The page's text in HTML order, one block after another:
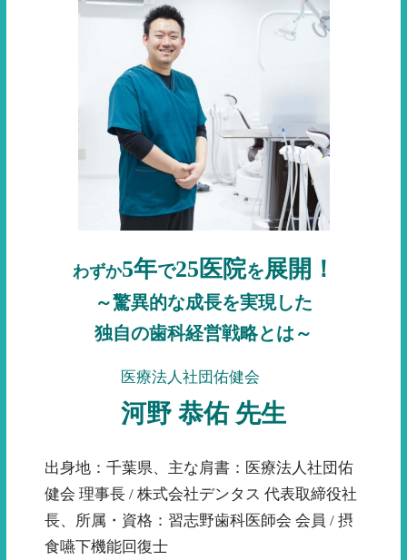
わずか5年で25医院を展開！
～驚異的な成長を実現した
独自の歯科経営戦略とは～
医療法人社団佑健会
河野 恭佑 先生
出身地：千葉県、主な肩書：医療法人社団佑
健会 理事長 / 株式会社デンタス 代表取締役社
長、所属・資格：習志野歯科医師会 会員 / 摂
食嚥下機能回復士